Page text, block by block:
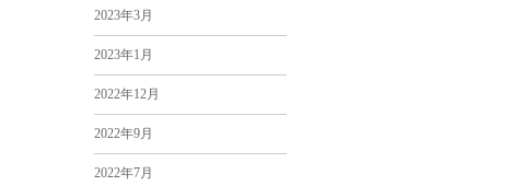
2023年3月
2023年1月
2022年12月
2022年9月
2022年7月